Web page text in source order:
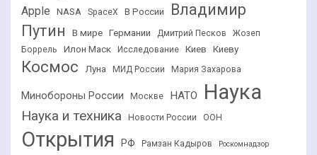
Apple NASA SpaceX В России
Владимир
Путин
В мире Германии Дмитрий Песков
Жозеп
Боррель
Илон Маск Исследование Киев Киеву
Космос Луна МИД России Мария Захарова
Минобороны России Москве НАТО Наука
Наука и техника Новости России ООН
Открытия РФ Рамзан Кадыров Роскомнадзор